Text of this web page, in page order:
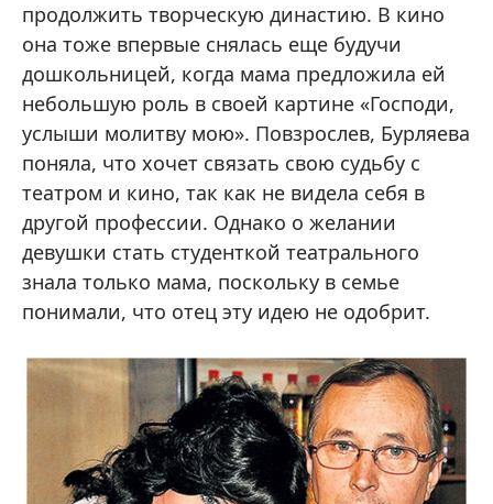
продолжить творческую династию. В кино
она тоже впервые снялась еще будучи
дошкольницей, когда мама предложила ей
небольшую роль в своей картине «Господи,
услыши молитву мою». Повзрослев, Бурляева
поняла, что хочет связать свою судьбу с
театром и кино, так как не видела себя в
другой профессии. Однако о желании
девушки стать студенткой театрального
знала только мама, поскольку в семье
понимали, что отец эту идею не одобрит.